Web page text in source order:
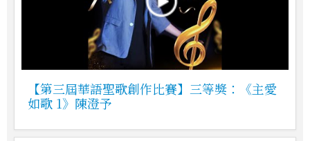
【第三屆華語聖歌創作比賽】三等獎：《主愛
如歌 1》陳澄予